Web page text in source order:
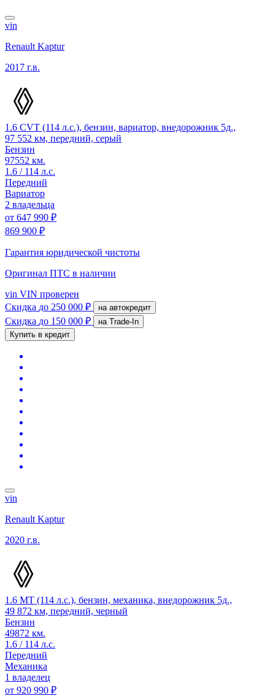
vin
Renault Kaptur
2017 г.в.
1.6 CVT (114 л.с.), бензин, вариатор, внедорожник 5д.,
97 552 км, передний, серый
Бензин
97552 км.
1.6 / 114 л.с.
Передний
Вариатор
2 владельца
от 647 990 ₽
869 900 ₽
Гарантия юридической чистоты
Оригинал ПТС в наличии
vin VIN проверен
Скидка до 250 000 ₽ на автокредит
Скидка до 150 000 ₽
на Trade-In
Купить в кредит
vin
Renault Kaptur
2020 г.в.
1.6 MT (114 л.с.), бензин, механика, внедорожник 5д.,
49 872 км, передний, черный
Бензин
49872 км.
1.6 / 114 л.с.
Передний
Механика
1 владелец
от 920 990 ₽